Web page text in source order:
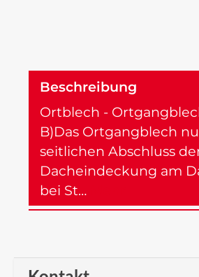
Beschreibung
Ortblech -
B)Das Ortgangblech
seitlichen Abschluss
Dacheindeckung am
bei St…